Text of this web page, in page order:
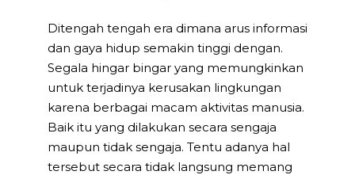
Ditengah tengah era dimana arus informasi
dan gaya hidup semakin tinggi dengan.
Segala hingar bingar yang memungkinkan
untuk terjadinya kerusakan lingkungan
karena berbagai macam aktivitas manusia.
Baik itu yang dilakukan secara sengaja
maupun tidak sengaja. Tentu adanya hal
tersebut secara tidak langsung memang